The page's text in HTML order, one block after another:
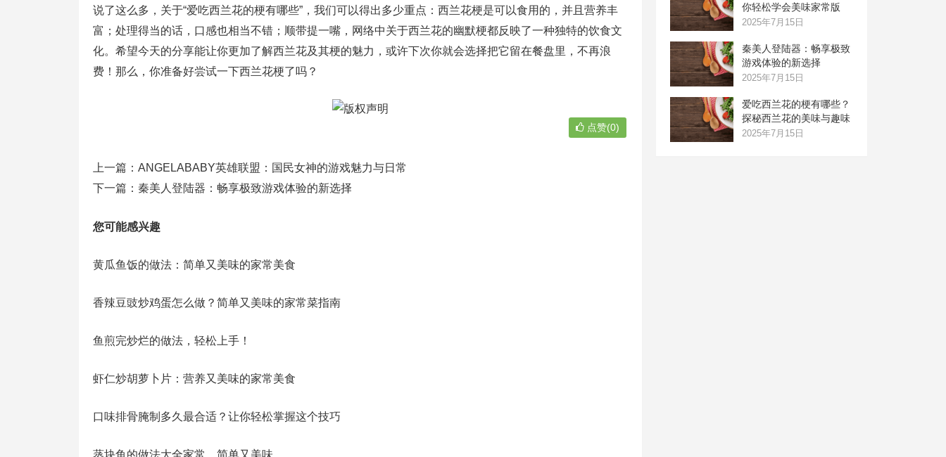
说了这么多，关于“爱吃西兰花的梗有哪些”，我们可以得出多少重点：西兰花梗是可以食用的，并且营养丰
富；处理得当的话，口感也相当不错；顺带提一嘴，网络中关于西兰花的幽默梗都反映了一种独特的饮食文
化。希望今天的分享能让你更加了解西兰花及其梗的魅力，或许下次你就会选择把它留在餐盘里，不再浪
费！那么，你准备好尝试一下西兰花梗了吗？
点赞(0)
上一篇： ANGELABABY英雄联盟：国民女神的游戏魅力与日常
下一篇： 秦美人登陆器：畅享极致游戏体验的新选择
您可能感兴趣
黄瓜鱼饭的做法：简单又美味的家常美食
香辣豆豉炒鸡蛋怎么做？简单又美味的家常菜指南
鱼煎完炒烂的做法，轻松上手！
虾仁炒胡萝卜片：营养又美味的家常美食
口味排骨腌制多久最合适？让你轻松掌握这个技巧
蒸块鱼的做法大全家常，简单又美味
你轻松学会美味家常版
2025年7月15日
秦美人登陆器：畅享极致
游戏体验的新选择
2025年7月15日
爱吃西兰花的梗有哪些？
探秘西兰花的美味与趣味
2025年7月15日